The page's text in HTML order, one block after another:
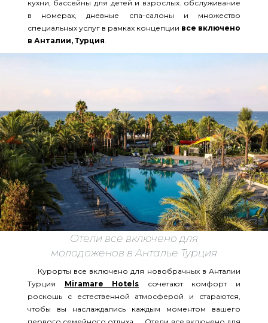
кухни, бассейны для детей и взрослых. обслуживание
в номерах, дневные спа-салоны и множество
специальных услуг в рамках концепции все включено
в Анталии, Турция.
Отели все включено для
молодоженов в Анталье Турция
Курорты все включено для новобрачных в Анталии
Турция Miramare Hotels сочетают комфорт и
роскошь с естественной атмосферой и стараются,
чтобы вы наслаждались каждым моментом вашего